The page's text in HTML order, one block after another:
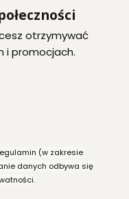
otrzymywać
i promocjach.
(w zakresie
danych odbywa się